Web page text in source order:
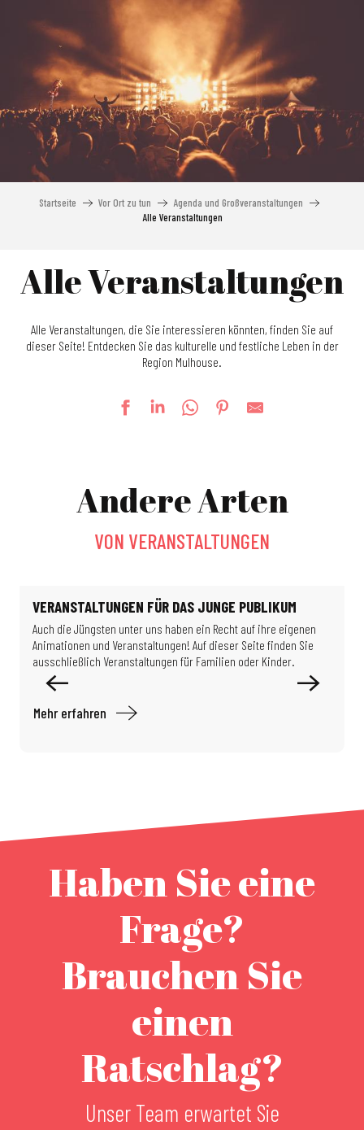
principal
Startseite Vor Ort zu tun
Agenda und Großveranstaltungen
Alle Veranstaltungen
Alle Veranstaltungen
Alle Veranstaltungen, die Sie interessieren könnten, finden Sie auf
dieser Seite! Entdecken Sie das kulturelle und festliche Leben in der
Region Mulhouse.
Detektivspiel: Die Wissenschaftler im Verborgenen
La Guinguette bascule
Ausstellung: So schöne Gebäude
Ausstellung: Limits of Control
La Gargote Motoco
Erlebniskabinen im Eisenbahnmuseum
Ausstellung Formel 1
Andere Arten
VON VERANSTALTUNGEN
VERANSTALTUNGEN FÜR DAS JUNGE PUBLIKUM
Auch die Jüngsten unter uns haben ein Recht auf ihre eigenen
Animationen und Veranstaltungen! Auf dieser Seite finden Sie
ausschließlich Veranstaltungen für Familien oder Kinder.
Mehr erfahren
Haben Sie eine
Frage?
Brauchen Sie
einen
Ratschlag?
Unser Team erwartet Sie